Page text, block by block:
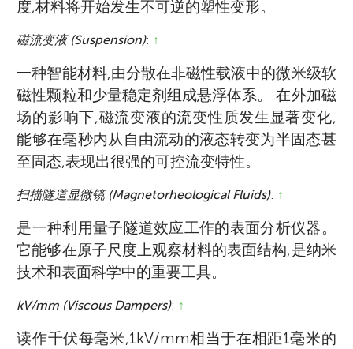
度,材料将开始发生不可逆的塑性变形。
磁流变液 (Suspension): ↑
一种智能材料,由分散在非磁性载液中的微米级软
磁性颗粒和少量稳定剂组成悬浮体系。 在外加磁
场的影响下,磁流变液的流变性质发生显著变化,
能够在毫秒内从自由流动的液态转变为半固态甚
至固态,表现出很强的可控流变特性。
扫描隧道显微镜 (Magnetorheological Fluids): ↑
是一种利用量子隧道效应工作的表面分析仪器。
它能够在原子尺度上观察材料的表面结构,是纳米
技术和表面科学中的重要工具。
kV/mm (Viscous Dampers): ↑
读作千伏每毫米,1kV/mm相当于在相距1毫米的